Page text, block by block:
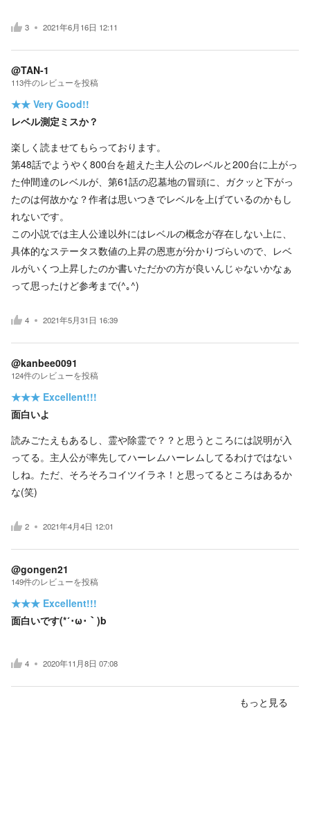
3 2021年6月16日 12:11
@TAN-1
113件のレビューを投稿
★★ Very Good!!
レベル測定ミスか？
楽しく読ませてもらっております。
第48話でようやく800台を超えた主人公のレベルと200台に上がっ
た仲間達のレベルが、第61話の忍墓地の冒頭に、ガクッと下がっ
たのは何故かな？作者は思いつきでレベルを上げているのかもし
れないです。
この小説では主人公達以外にはレベルの概念が存在しない上に、
具体的なステータス数値の上昇の恩恵が分かりづらいので、レベ
ルがいくつ上昇したのか書いただかの方が良いんじゃないかなぁ
って思ったけど参考まで(^｡^)
4 2021年5月31日 16:39
@kanbee0091
124件のレビューを投稿
★★★ Excellent!!!
面白いよ
読みごたえもあるし、霊や除霊で？？と思うところには説明が入
ってる。主人公が率先してハーレムハーレムしてるわけではない
しね。ただ、そろそろコイツイラネ！と思ってるところはあるか
な(笑)
2 2021年4月4日 12:01
@gongen21
149件のレビューを投稿
★★★ Excellent!!!
面白いです(*´･ω･｀)b
4 2020年11月8日 07:08
もっと見る